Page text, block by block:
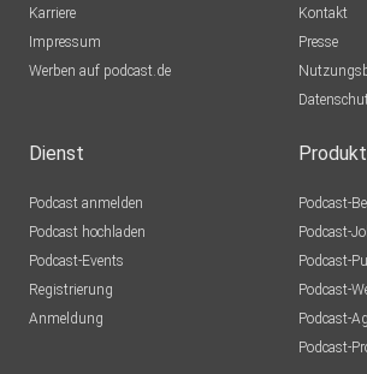
Karriere
Impressum
Werben auf podcast.de
Kontakt
Presse
Dienst
Podcast anmelden
Podcast hochladen
Podcast-Events
Registrierung
Anmeldung
Podcast-
Podcast-
Podcast-
Podcast-
Podcast-
Podcast-